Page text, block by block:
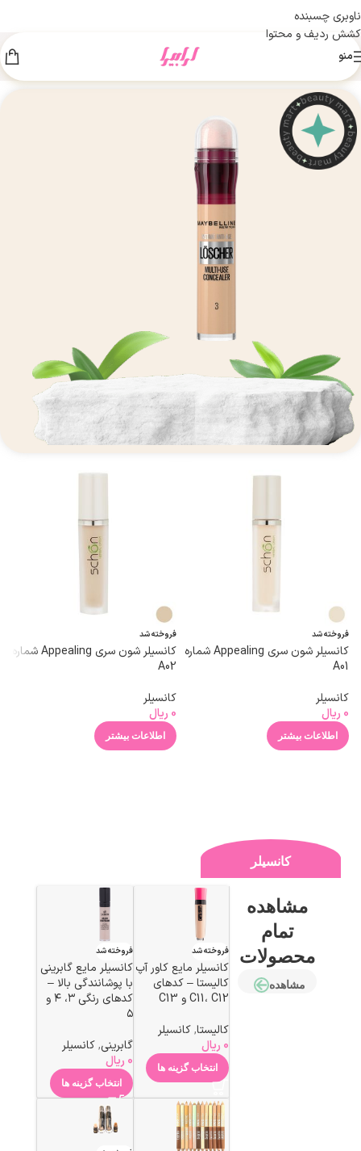
ناوبری چسبنده
کشش ردیف و محتوا
منو
فروخته شد
کانسیلر شون سری Appealing شماره
A01
کانسیلر
0 ریال
اطلاعات بیشتر
فروخته شد
کانسیلر شون سری Appealing شماره
A02
کانسیلر
0 ریال
اطلاعات بیشتر
کانسیلر
مشاهده
تمام
محصولات
مشاهده
فروخته شد
کانسیلر مایع کاور آپ
کالیستا – کدهای
C11، C12 و C13
کالیستا, کانسیلر
0 ریال
انتخاب گزینه ها
فروخته شد
کانسیلر مایع گابرینی
با پوشانندگی بالا –
کدهای رنگی ۳، ۴ و
۵
گابرینی, کانسیلر
0 ریال
انتخاب گزینه ها